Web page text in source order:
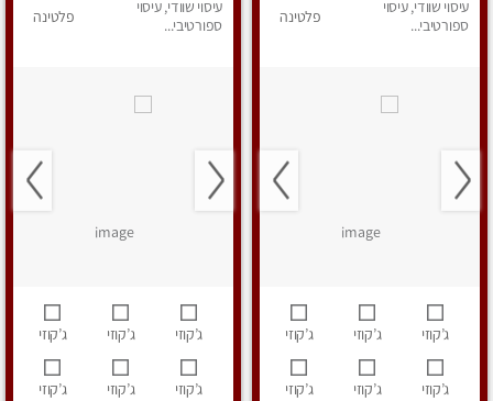
עיסוי שוודי, עיסוי
ספורטיבי...
פלטינה
ג’קוזי ג’קוזי ג’קוזי
ג’קוזי ג’קוזי ג’קוזי
עיסוי שוודי, עיסוי
ספורטיבי...
פלטינה
ג’קוזי ג’קוזי ג’קוזי
ג’קוזי ג’קוזי ג’קוזי